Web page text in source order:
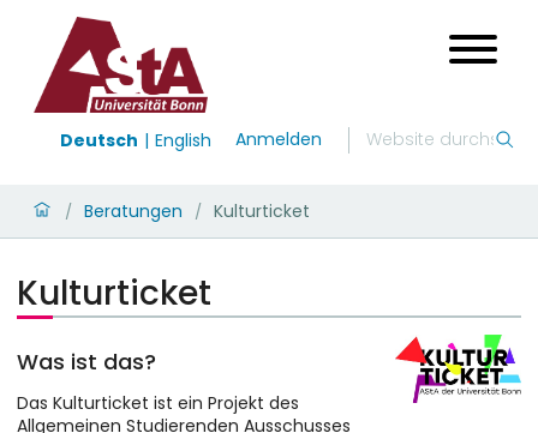
Deutsch English Anmelden
/ Beratungen / Kulturticket
Kulturticket
Was ist das?
Das Kulturticket ist ein Projekt des
Allgemeinen Studierenden Ausschusses